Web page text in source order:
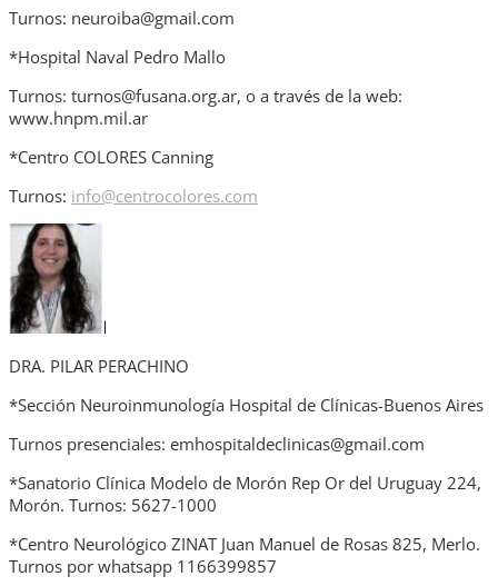
Turnos: neuroiba@gmail.com
*Hospital Naval Pedro Mallo
Turnos: turnos@fusana.org.ar, o a través de la web:
www.hnpm.mil.ar
*Centro COLORES Canning
Turnos: info@centrocolores.com
DRA. PILAR PERACHINO
*Sección Neuroinmunología Hospital de Clínicas-Buenos Aires
Turnos presenciales: emhospitaldeclinicas@gmail.com
*Sanatorio Clínica Modelo de Morón Rep Or del Uruguay 224,
Morón. Turnos: 5627-1000
*Centro Neurológico ZINAT Juan Manuel de Rosas 825, Merlo.
Turnos por whatsapp 1166399857